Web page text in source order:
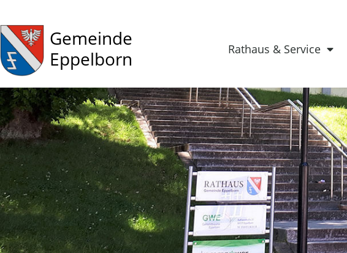
Gemeinde
Eppelborn
Rathaus & Service